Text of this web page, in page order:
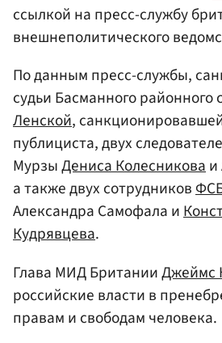
ссылкой на пресс-службу
внешнеполитического
По данным пресс-службы,
судьи Басманного районного
Ленской,
публициста, двух
МурзыДениса Колесниковаи
а также двух сотрудников
Александра Самофала и
Кудрявцева.
Глава МИД БританииДжеймс
российские власти в
правам и свободам человека.